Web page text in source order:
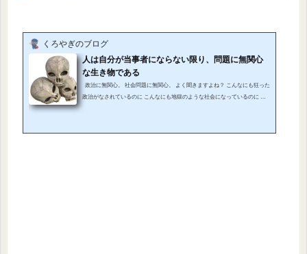
くろやぎのブログ
人は自分が当事者にならない限り、問題に無関心
な生き物である
政治に無関心。 社会問題に無関心。 よく聞きますよね？ こんなにも狂った
政治がなされているのに こんなにも地獄のような社会になっているのに 大